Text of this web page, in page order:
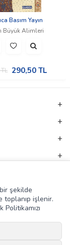
Basım Yayın
Büyük Alimleri
290,50TL
abone olun!
şekilde
toplanıp işlenir.